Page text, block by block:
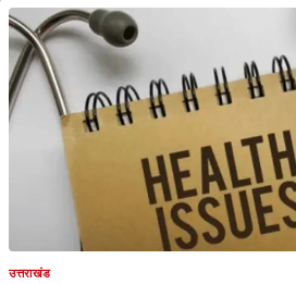
उत्तराखंड